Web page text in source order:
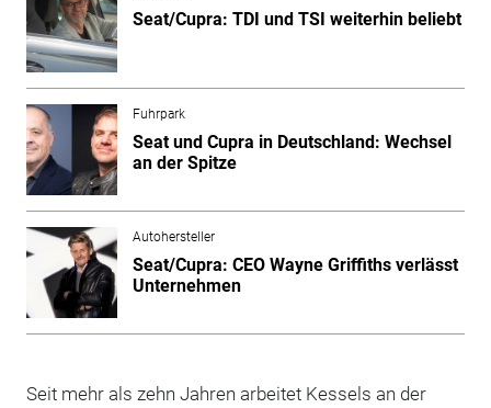
Seat/Cupra: TDI und TSI weiterhin beliebt
Fuhrpark
Seat und Cupra in Deutschland: Wechsel
an der Spitze
Autohersteller
Seat/Cupra: CEO Wayne Griffiths verlässt
Unternehmen
Seit mehr als zehn Jahren arbeitet Kessels an der